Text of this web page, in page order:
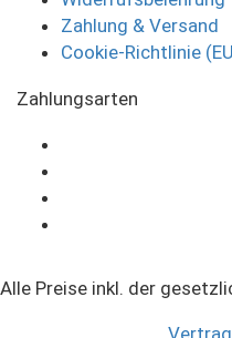
Zahlung & Versand
Cookie-Richtlinie
Zahlungsarten
Alle Preise inkl. der